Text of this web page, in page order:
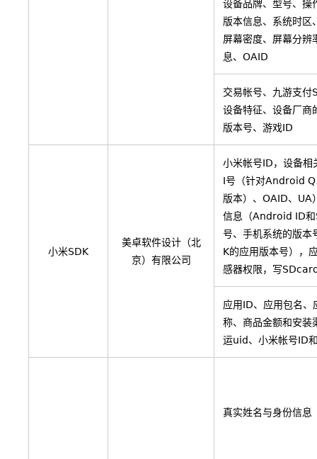
设备品牌、型号、操
版本信息、系统时区
屏幕密度、屏幕分辨
息、OAID
交易帐号、九游支付
设备特征、设备厂商
版本号、游戏ID
小米SDK
美卓软件设计（北
京）有限公司
小米帐号ID，设备相
I号（针对Android Q
版本）、OAID、UA
信息（Android ID和
号、手机系统的版本
K的应用版本号），
感器权限，写
应用ID、应用包名、
称、商品金额和安装
运uid、小米帐号ID
真实姓名与身份信息